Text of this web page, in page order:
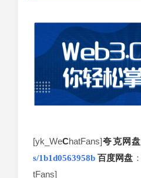
[yk_WeChatFans]夸克网盘
s/1b1d0563958b 百度网盘 ：
tFans]